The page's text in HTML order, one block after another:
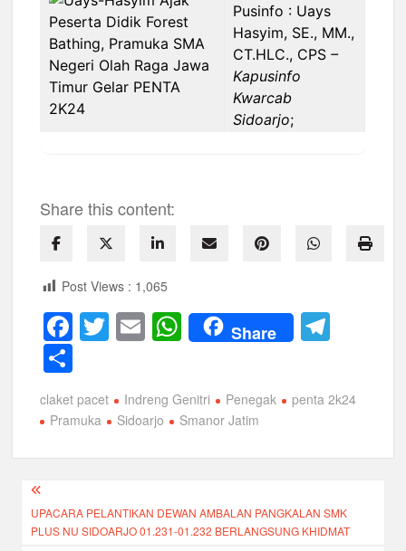
Pusinfo : Uays
Hasyim, SE., MM.,
CT.HLC., CPS–
Kapusinfo
Kwarcab
Sidoarjo;
Share this content:
Post Views : 1,065
F
e
o
o
k
T
tt
er
E
ail
W
h
at
s
p
p
Share
e
gr
m
h
ar
claket pacet Indreng Genitri Penegak
penta 2k24
Pramuka
Sidoarjo Smanor Jatim
Navigasi
pos
UPACARA PELANTIKAN DEWAN AMBALAN PANGKALAN SMK
PLUS NU SIDOARJO 01.231-01.232 BERLANGSUNG KHIDMAT